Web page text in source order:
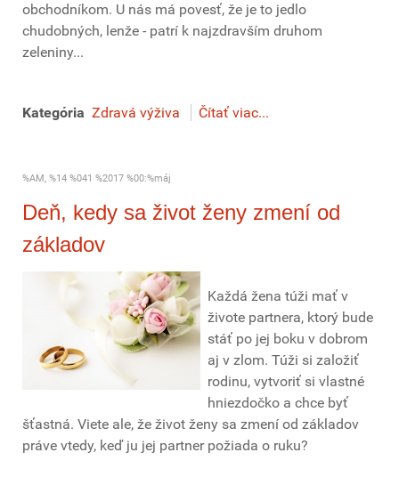
obchodníkom. U nás má povesť, že je to jedlo
chudobných, lenže - patrí k najzdravším druhom
zeleniny...
Kategória Zdravá výživa Čítať viac...
%AM, %14 %041 %2017 %00:%máj
Deň, kedy sa život ženy zmení od
základov
Každá žena túži mať v
živote partnera, ktorý bude
stáť po jej boku v dobrom
aj v zlom. Túži si založiť
rodinu, vytvoriť si vlastné
hniezdočko a chce byť
šťastná. Viete ale, že život ženy sa zmení od základov
práve vtedy, keď ju jej partner požiada o ruku?